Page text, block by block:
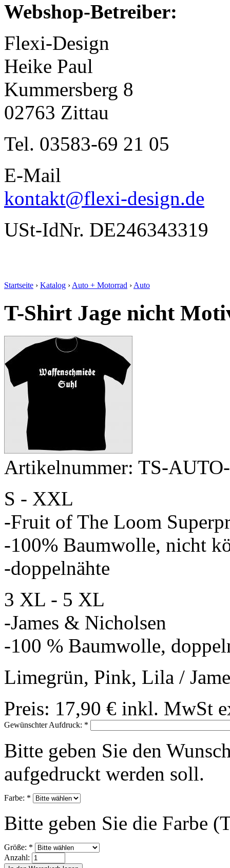
Webshop-Betreiber:
Flexi-Design
Heike Paul
Kummersberg 8
02763 Zittau
Tel. 03583-69 21 05
E-Mail
kontakt@flexi-design.de
USt-IdNr. DE246343319
Startseite › Katalog › Auto + Motorrad › Auto
T-Shirt Jage nicht
Artikelnummer: TS-
S - XXL
-Fruit of The Loom
-100% Baumwolle, nicht
-doppelnähte
3 XL - 5 XL
-James & Nicholsen
-100 % Baumwolle,
Limegrün, Pink, Lila /
Preis: 17,90 € inkl. MwSt
Gewünschter Aufdruck: *
Bitte geben Sie den
aufgedruckt werden soll.
Farbe: *
Bitte geben Sie die Farbe
Größe: *
Anzahl: